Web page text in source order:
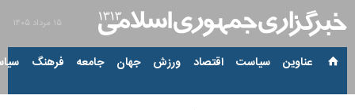
۱۵ مرداد ۱۴۰۵
عناوین‌ سیاست اقتصاد ورزش جهان جامعه فرهنگ